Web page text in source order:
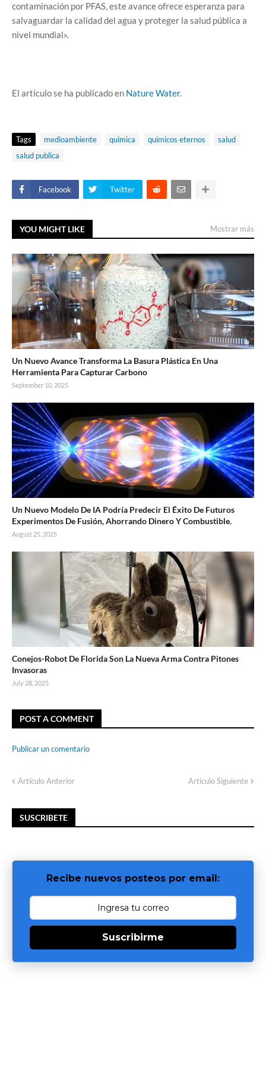
contaminación por PFAS, este avance ofrece esperanza para
salvaguardar la calidad del agua y proteger la salud pública a
nivel mundial».
El artículo se ha publicado en Nature Water.
Tags medioambiente quimica quimicos eternos
salud
salud publica
Facebook Twitter
YOU MIGHT LIKE Mostrar más
Un Nuevo Avance Transforma La Basura Plástica En Una
Herramienta Para Capturar Carbono
September 10, 2025
Un Nuevo Modelo De IA Podría Predecir El Éxito De Futuros
Experimentos De Fusión, Ahorrando Dinero Y Combustible.
August 25, 2025
Conejos-Robot De Florida Son La Nueva Arma Contra Pitones
Invasoras
July 28, 2025
POST A COMMENT
Publicar un comentario
Artículo Anterior Artículo Siguiente
SUSCRIBETE
Recibe nuevos posteos por email:
Suscribirme